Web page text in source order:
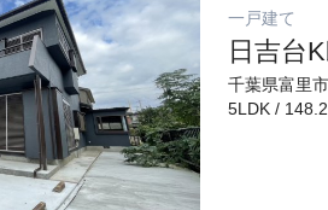
一戸建て
日吉台
千葉県富里
5LDK /